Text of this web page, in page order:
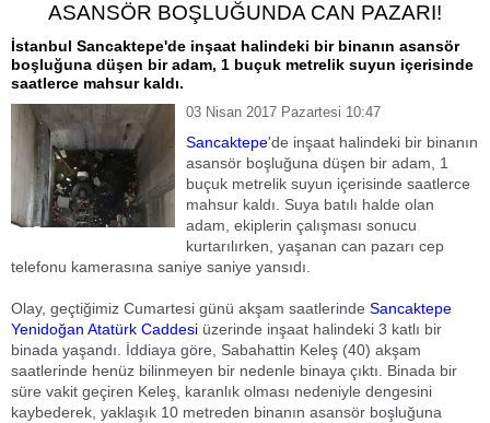
ASANSÖR BOŞLUĞUNDA CAN PAZARI!
İstanbul Sancaktepe'de inşaat halindeki bir binanın asansör
boşluğuna düşen bir adam, 1 buçuk metrelik suyun içerisinde
saatlerce mahsur kaldı.
03 Nisan 2017 Pazartesi 10:47
Sancaktepe'de inşaat halindeki bir binanın
asansör boşluğuna düşen bir adam, 1
buçuk metrelik suyun içerisinde saatlerce
mahsur kaldı. Suya batılı halde olan
adam, ekiplerin çalışması sonucu
kurtarılırken, yaşanan can pazarı cep
telefonu kamerasına saniye saniye yansıdı.
Olay, geçtiğimiz Cumartesi günü akşam saatlerinde Sancaktepe
Yenidoğan Atatürk Caddesi üzerinde inşaat halindeki 3 katlı bir
binada yaşandı. İddiaya göre, Sabahattin Keleş (40) akşam
saatlerinde henüz bilinmeyen bir nedenle binaya çıktı. Binada bir
süre vakit geçiren Keleş, karanlık olması nedeniyle dengesini
kaybederek, yaklaşık 10 metreden binanın asansör boşluğuna